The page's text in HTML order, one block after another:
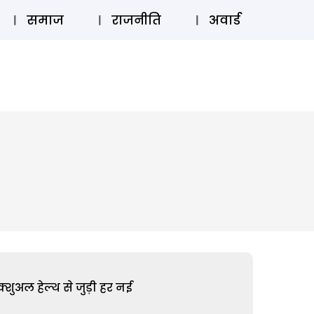
लॉग इन ⚲ SUBSCRIBE
समाज राजनीति अवार्ड
हेल्थ से जुड़ी हर नई